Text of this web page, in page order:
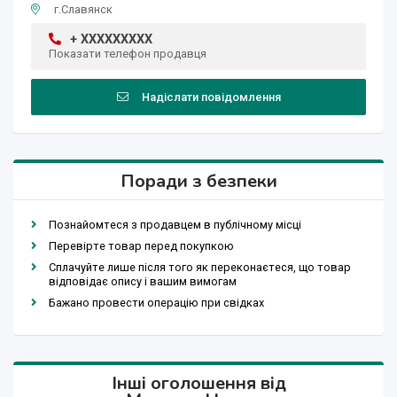
г.Славянск
+ XXXXXXXXX
Показати телефон продавця
Надіслати повідомлення
Поради з безпеки
Познайомтеся з продавцем в публічному місці
Перевірте товар перед покупкою
Сплачуйте лише після того як переконаєтеся, що товар
відповідає опису і вашим вимогам
Бажано провести операцію при свідках
Інші оголошення від